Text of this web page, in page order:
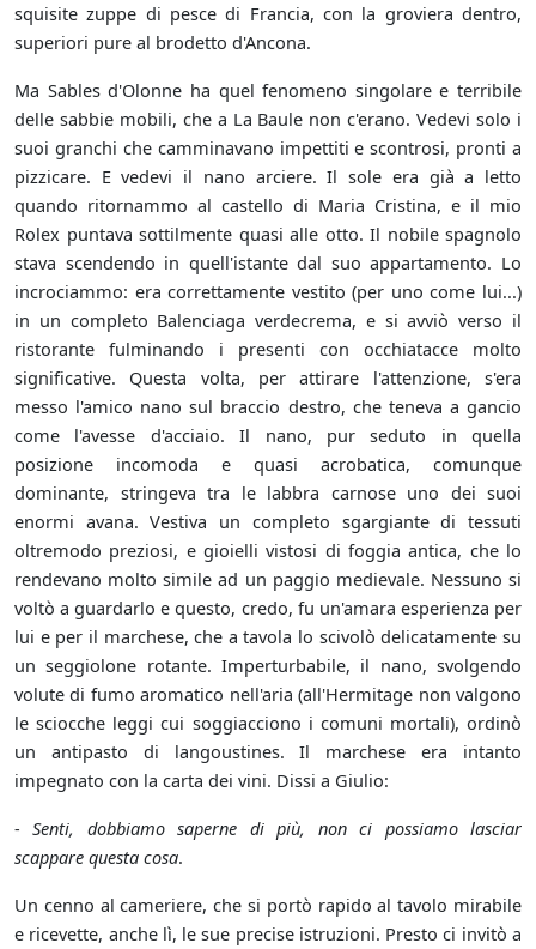
squisite zuppe di pesce di Francia, con la groviera dentro,
superiori pure al brodetto d'Ancona.
Ma Sables d'Olonne ha quel fenomeno singolare e terribile
delle sabbie mobili, che a La Baule non c'erano. Vedevi solo i
suoi granchi che camminavano impettiti e scontrosi, pronti a
pizzicare. E vedevi il nano arciere. Il sole era già a letto
quando ritornammo al castello di Maria Cristina, e il mio
Rolex puntava sottilmente quasi alle otto. Il nobile spagnolo
stava scendendo in quell'istante dal suo appartamento. Lo
incrociammo: era correttamente vestito (per uno come lui...)
in un completo Balenciaga verdecrema, e si avviò verso il
ristorante fulminando i presenti con occhiatacce molto
significative. Questa volta, per attirare l'attenzione, s'era
messo l'amico nano sul braccio destro, che teneva a gancio
come l'avesse d'acciaio. Il nano, pur seduto in quella
posizione incomoda e quasi acrobatica, comunque
dominante, stringeva tra le labbra carnose uno dei suoi
enormi avana. Vestiva un completo sgargiante di tessuti
oltremodo preziosi, e gioielli vistosi di foggia antica, che lo
rendevano molto simile ad un paggio medievale. Nessuno si
voltò a guardarlo e questo, credo, fu un'amara esperienza per
lui e per il marchese, che a tavola lo scivolò delicatamente su
un seggiolone rotante. Imperturbabile, il nano, svolgendo
volute di fumo aromatico nell'aria (all'Hermitage non valgono
le sciocche leggi cui soggiacciono i comuni mortali), ordinò
un antipasto di langoustines. Il marchese era intanto
impegnato con la carta dei vini. Dissi a Giulio:
-Senti, dobbiamo saperne di più, non ci possiamo lasciar
scappare questa cosa.
Un cenno al cameriere, che si portò rapido al tavolo mirabile
e ricevette, anche lì, le sue precise istruzioni. Presto ci invitò a